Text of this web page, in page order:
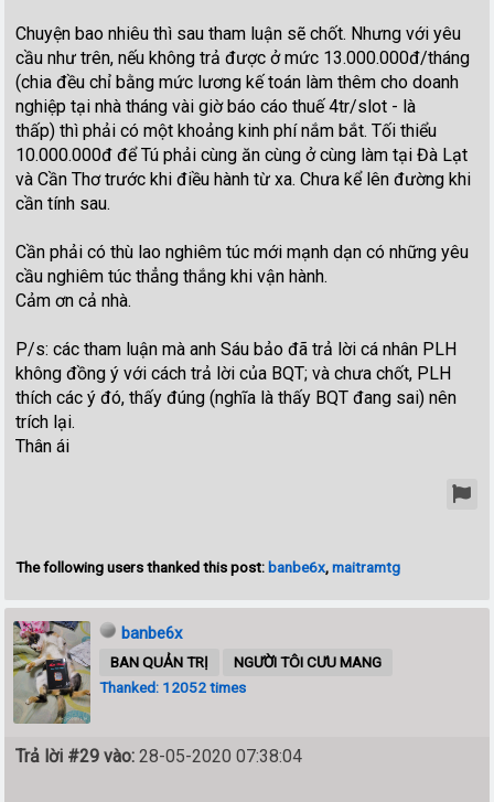
Chuyện bao nhiêu thì sau tham luận sẽ chốt. Nhưng với yêu
cầu như trên, nếu không trả được ở mức 13.000.000đ/tháng
(chia đều chỉ bằng mức lương kế toán làm thêm cho doanh
nghiệp tại nhà tháng vài giờ báo cáo thuế 4tr/slot - là
thấp) thì phải có một khoảng kinh phí nắm bắt. Tối thiểu
10.000.000đ để Tú phải cùng ăn cùng ở cùng làm tại Đà Lạt
và Cần Thơ trước khi điều hành từ xa. Chưa kể lên đường khi
cần tính sau.
Cần phải có thù lao nghiêm túc mới mạnh dạn có những yêu
cầu nghiêm túc thẳng thắng khi vận hành.
Cảm ơn cả nhà.
P/s: các tham luận mà anh Sáu bảo đã trả lời cá nhân PLH
không đồng ý với cách trả lời của BQT; và chưa chốt, PLH
thích các ý đó, thấy đúng (nghĩa là thấy BQT đang sai) nên
trích lại.
Thân ái
The following users thanked this post:banbe6x,maitramtg
banbe6x
BAN QUẢN TRỊ
NGƯỜI TÔI CƯU MANG
Thanked: 12052 times
Trả lời #29 vào: 28-05-2020 07:38:04